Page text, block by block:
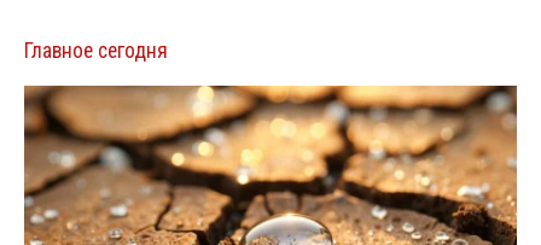
Главное сегодня